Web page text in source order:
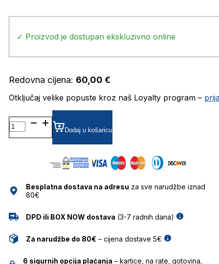
✓ Proizvod je dostupan ekskluzivno online
Redovna cijena: 60,00 €
Otključaj velike popuste kroz naš Loyalty program –
CA
ENDURANCE65
EPZ
Dodaj u košaricu
Besplatna dostava na adresu za sve narudžbe iznad
80€
DPD ili BOX NOW dostava (3-7 radnih dana)
Za narudžbe do 80€ – cijena dostave 5€
6 sigurnih opcija plaćanja – kartice, na rate, gotovina,